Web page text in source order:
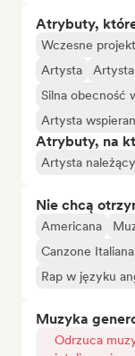
Atrybuty,
Wczesne
Artysta
Silna obecność
Artysta
Atrybuty, na
Artysta
Nie chcą
Americana
Canzone Italiana
Rap w języku
Muzyka
Odrzuca